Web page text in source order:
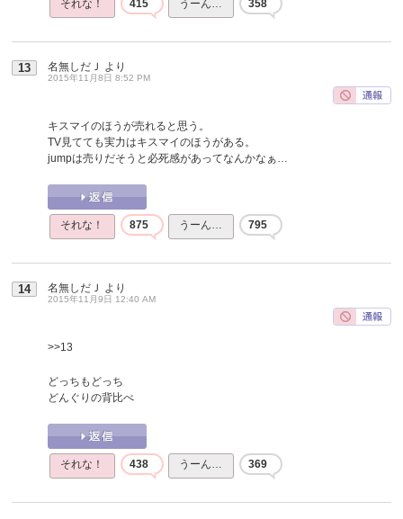
それな！ 415 うーん… 358
13 名無しだＪ より
2015年11月8日 8:52 PM
キスマイのほうが売れると思う。
TV見てても実力はキスマイのほうがある。
jumpは売りだそうと必死感があってなんかなぁ…
それな！ 875 うーん… 795
14 名無しだＪ より
2015年11月9日 12:40 AM
>>13
どっちもどっち
どんぐりの背比べ
それな！ 438 うーん… 369